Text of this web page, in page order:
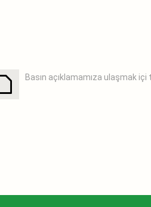
Basın açıklamamıza ulaşmak içi